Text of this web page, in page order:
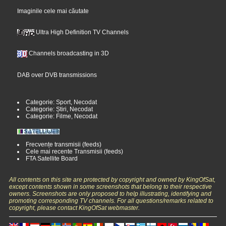
Imaginile cele mai căutate
Ultra High Definition TV Channels
Channels broadcasting in 3D
DAB over DVB transmissions
Categorie: Sport, Necodat
Categorie: Știri, Necodat
Categorie: Filme, Necodat
Frecvențe transmisii (feeds)
Cele mai recente Transmisii (feeds)
FTA Satellite Board
All contents on this site are protected by copyright and owned by KingOfSat,
except contents shown in some screenshots that belong to their respective
owners. Screenshots are only proposed to help illustrating, identifying and
promoting corresponding TV channels. For all questions/remarks related to
copyright, please contact KingOfSat webmaster.